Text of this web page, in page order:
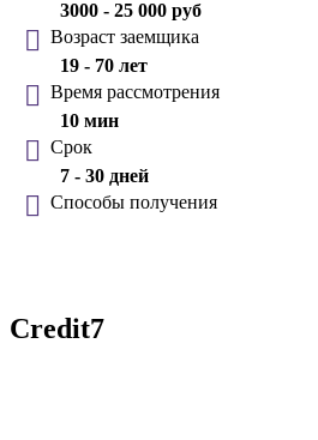
3000 - 25 000 руб
Возраст заемщика
19 - 70 лет
Время рассмотрения
10 мин
Срок
7 - 30 дней
Способы получения
Credit7